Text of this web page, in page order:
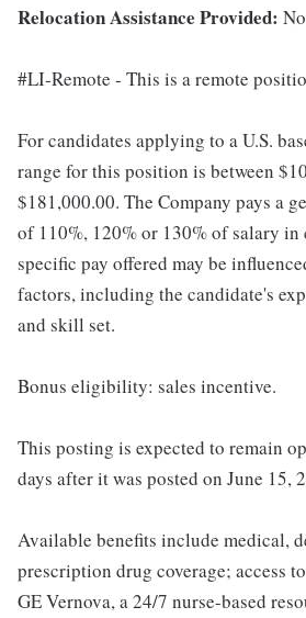
Relocation Assistance Provided: No
#LI-Remote - This is a remote
For candidates applying to a U.S.
range for this position is between
$181,000.00. The Company pays a
of 110%, 120% or 130% of salary in
specific pay offered may be
factors, including the candidate's
and skill set.
Bonus eligibility: sales incentive.
This posting is expected to remain
days after it was posted on June 15,
Available benefits include medical,
prescription drug coverage; access
GE Vernova, a 24/7 nurse-based